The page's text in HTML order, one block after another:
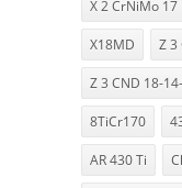
X 2 CrNiMo 17
X18MD Z 3
Z 3 CND 18-
8TiCr170
AR 430 Ti